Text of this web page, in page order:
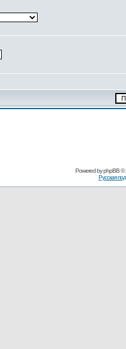
Powered byphpBB©
Русская